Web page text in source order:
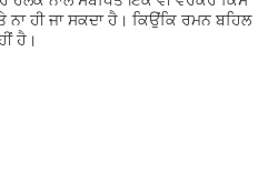
ਹੀ ਜਾ ਸਕਦਾ ਹੈ। ਕਿਉਂਕਿ ਰਮਨ ਬਹਿਲ
ਹੈ।